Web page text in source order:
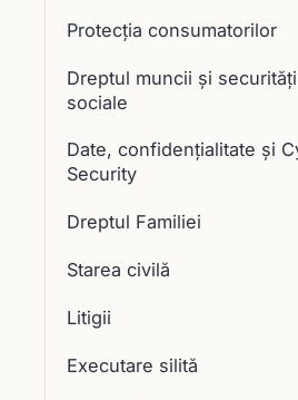
Protecția consumatorilor
Dreptul muncii și
sociale
Date, confidențialitate și
Security
Dreptul Familiei
Starea civilă
Litigii
Executare silită